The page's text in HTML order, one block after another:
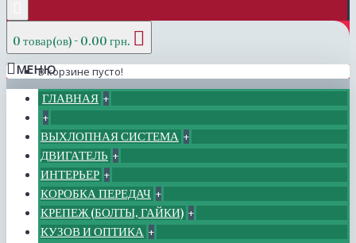
0 товар(ов) - 0.00 грн.
В корзине пусто!
МЕНЮ
ГЛАВНАЯ +
+
ВЫХЛОПНАЯ СИСТЕМА +
ДВИГАТЕЛЬ +
ИНТЕРЬЕР +
КОРОБКА ПЕРЕДАЧ +
КРЕПЕЖ (БОЛТЫ, ГАЙКИ) +
КУЗОВ И ОПТИКА +